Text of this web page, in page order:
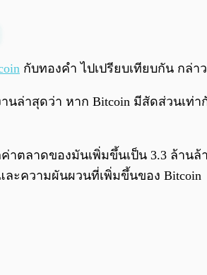
กับทองคำ ไปเปรียบเทียบกัน กล่า
านล่าสุดว่า หาก Bitcoin มีสัดส่วน
าตลาดของมันเพิ่มขึ้นเป็น 3.3 ล้า
ละความผันผวนที่เพิ่มขึ้นของ Bitcoin